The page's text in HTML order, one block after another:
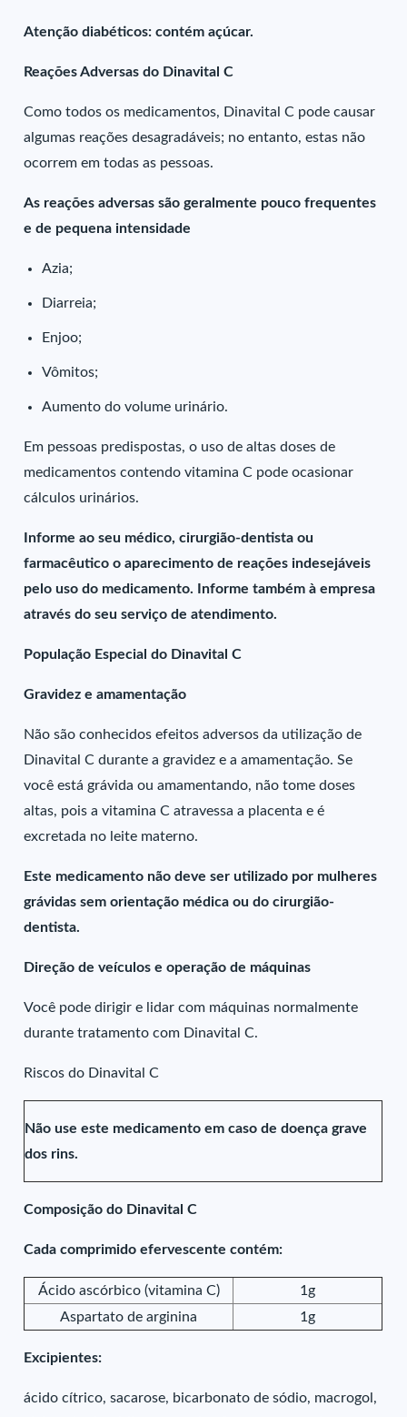
Atenção diabéticos: contém açúcar.
Reações Adversas do Dinavital C
Como todos os medicamentos, Dinavital C pode causar
algumas reações desagradáveis; no entanto, estas não
ocorrem em todas as pessoas.
As reações adversas são geralmente pouco frequentes
e de pequena intensidade
Azia;
Diarreia;
Enjoo;
Vômitos;
Aumento do volume urinário.
Em pessoas predispostas, o uso de altas doses de
medicamentos contendo vitamina C pode ocasionar
cálculos urinários.
Informe ao seu médico, cirurgião-dentista ou
farmacêutico o aparecimento de reações indesejáveis
pelo uso do medicamento. Informe também à empresa
através do seu serviço de atendimento.
População Especial do Dinavital C
Gravidez e amamentação
Não são conhecidos efeitos adversos da utilização de
Dinavital C durante a gravidez e a amamentação. Se
você está grávida ou amamentando, não tome doses
altas, pois a vitamina C atravessa a placenta e é
excretada no leite materno.
Este medicamento não deve ser utilizado por mulheres
grávidas sem orientação médica ou do cirurgião-
dentista.
Direção de veículos e operação de máquinas
Você pode dirigir e lidar com máquinas normalmente
durante tratamento com Dinavital C.
Riscos do Dinavital C
Não use este medicamento em caso de doença grave
dos rins.
Composição do Dinavital C
Cada comprimido efervescente contém:
Ácido ascórbico (vitamina C)
1g
Aspartato de arginina
1g
Excipientes:
ácido cítrico, sacarose, bicarbonato de sódio, macrogol,